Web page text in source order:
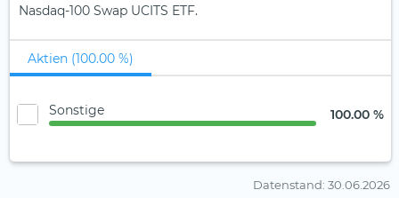
Nasdaq-100 Swap UCITS ETF.
Aktien (100.00 %)
Sonstige 100.00 %
Datenstand: 30.06.2026